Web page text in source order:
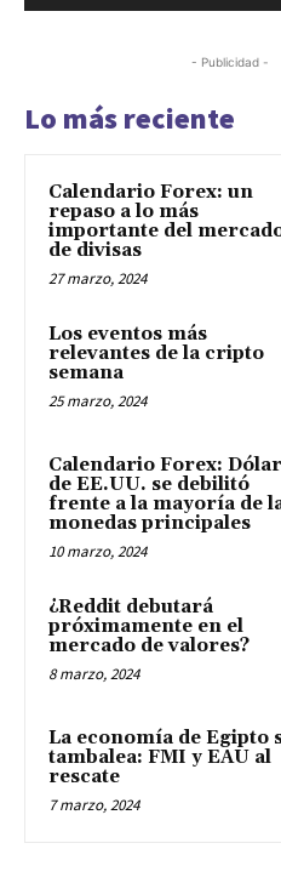
- Publicidad -
Lo más reciente
Calendario Forex: un
repaso a lo más
importante del
de divisas
27 marzo, 2024
Los eventos más
relevantes de la cripto
semana
25 marzo, 2024
Calendario Forex: Dólar
de EE.UU. se debilitó
frente a la mayoría de
monedas principales
10 marzo, 2024
¿Reddit debutará
próximamente en el
mercado de valores?
8 marzo, 2024
La economía de Egipto
tambalea: FMI y EAU al
rescate
7 marzo, 2024